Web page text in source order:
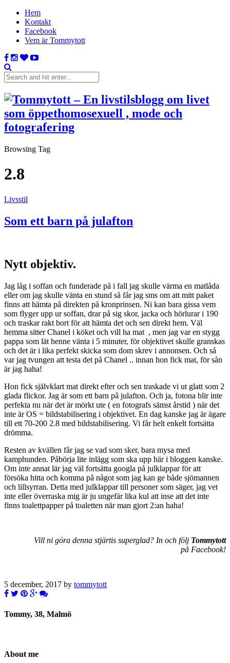
Hem
Kontakt
Facebook
Vem är Tommytott
Browsing Tag
2.8
Livsstil
Som ett barn på julafton
Nytt objektiv.
Jag låg i soffan och funderade på i fall jag skulle värma en matlåda
eller om jag skulle vänta en stund så får jag sms om att mitt paket
finns att hämta på direkten på kronprinsen. Ni kan bara gissa vem
som flyger upp ur soffan, drar på sig skor, jacka och hörlurar i 190
och traskar rakt bort för att hämta det och sen direkt hem. Väl
hemma sitter Chanel i köket och vill ha mat , men jag var en stygg
pappa som lät henne vänta i 5 minuter, för objektivet skulle granskas
och det är i lika perfekt skicka som dom skrev i annonsen. Och så
var jag tvungen att testa det på Chanel .. innan hon fick mat, för sån
är jag haha!
Hon fick självklart mat direkt efter och sen traskade vi ut glatt som 2
glada flickor. Jag är som ett barn på julafton. Och ja, fotona blir inte
perfekta nu när det är mörkt ute ( en fotografs sämst årstid ) när det
inte är OS = bildstabilisering i objektivet. En dag kanske jag är ägare
till ett 70-200 2.8 med bildstabilisering. Vi får helt enkelt fortsätta
drömma.
Resten av kvällen får jag se vad som sker, bara mysa med
kamphunden. Påbörja lite inlägg som ska upp här i bloggen kanske.
Om inte annat lär jag väl fortsätta googla på julklappar för att
försöka hitta och komma på något som jag kan ge både sjömannen
och lillsyrran. Detta med julklappar till personer som säger, jag vet
inte eller överraska mig är ju ungefär lika kul att inse att det inte
finns toalettpapper på toaletten när man gjort 2:an haha!
Vill ni göra denna stjärtis superglad? In och följ Tommytott
på Facebook!
5 december, 2017 by tommytott
Tommy, 38, Malmö
About me